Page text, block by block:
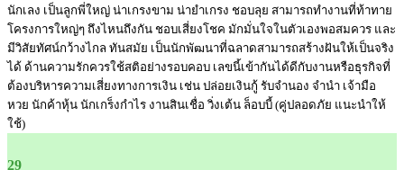
นักเลง เป็นลูกพี่ใหญ่ น่าเกรงขาม น่ายำเกรง ชอบลุย สามารถทำงานที่ท้าทาย
โครงการใหญ่ๆ ถึงไหนถึงกัน ชอบเสี่ยงโชค มักมั่นใจในตัวเองพอสมควร และ
มีวิสัยทัศน์กว้างไกล ทันสมัย เป็นนักพัฒนาที่ฉลาดสามารถสร้างฝันให้เป็นจริง
ได้ ด้านความรักควรใช้สติอย่างรอบคอบ เลขนี้เข้ากันได้ดีกับงานหรือธุรกิจที่
ต้องบริหารความเสี่ยงทางการเงิน เช่น ปล่อยเงินกู้ รับจำนอง จำนำ เจ้ามือ
หวย นักค้าหุ้น นักเกร็งกำไร งานสินเชื่อ วิ่งเต้น ล็อบบี้ (คู่ปลอดภัย แนะนำให้
ใช้)
29